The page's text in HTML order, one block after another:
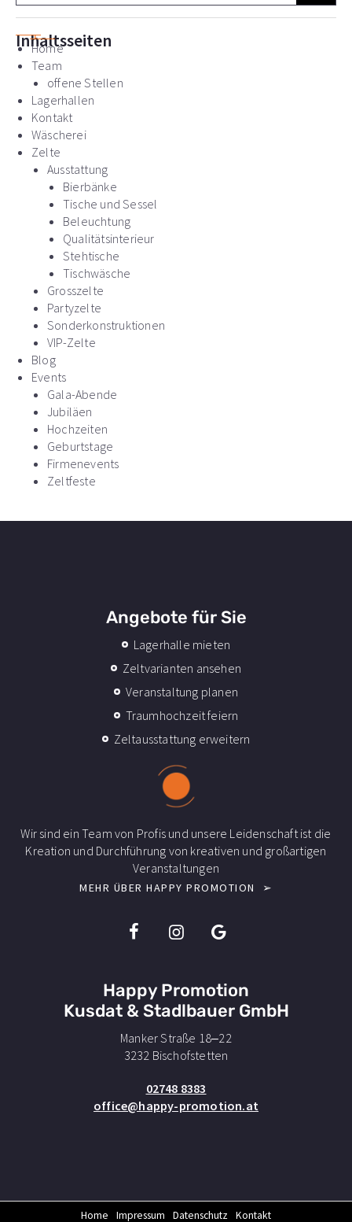
h
e
Inhaltsseiten
Home
Team
offene Stellen
Lagerhallen
Kontakt
Wäscherei
Zelte
Ausstattung
Bierbänke
Tische und Sessel
Beleuchtung
Qualitätsinterieur
Stehtische
Tischwäsche
Grosszelte
Partyzelte
Sonderkonstruktionen
VIP-Zelte
Blog
Events
Gala-Abende
Jubiläen
Hochzeiten
Geburtstage
Firmenevents
Zeltfeste
Angebote für Sie
Lagerhalle mieten
Zeltvarianten ansehen
Veranstaltung planen
Traumhochzeit feiern
Zeltausstattung erweitern
Wir sind ein Team von Profis und unsere Leidenschaft ist die
Kreation und Durchführung von kreativen und großartigen
Veranstaltungen
MEHR ÜBER HAPPY PROMOTION ➢
I
c
s
-
a
c
o
I
c
s
-
n
s
a
g
I
c
s
-
o
o
e
Happy Promotion
Kusdat & Stadlbauer GmbH
Manker Straße 18–22
3232 Bischofstetten
02748 8383
office@happy-promotion.at
Home Impressum Datenschutz Kontakt